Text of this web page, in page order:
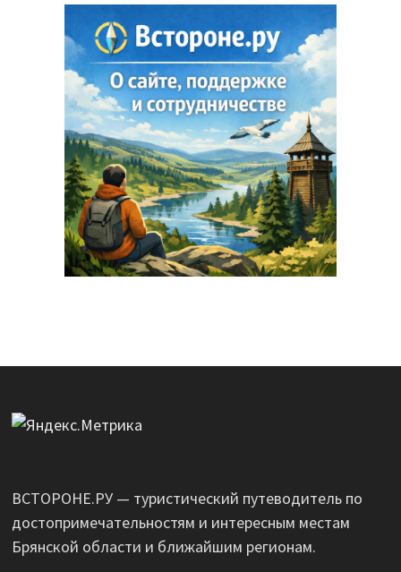
ВСТОРОНЕ.РУ — туристический путеводитель по
достопримечательностям и интересным местам
Брянской области и ближайшим регионам.